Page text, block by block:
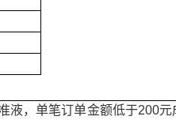
液，单笔订单金额低于200元